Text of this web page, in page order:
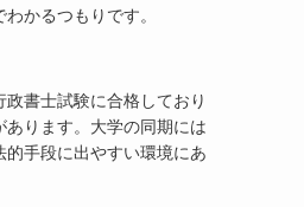
かるつもりです。
政書士試験に合格しており
あります。大学の同期には
的手段に出やすい環境にあ